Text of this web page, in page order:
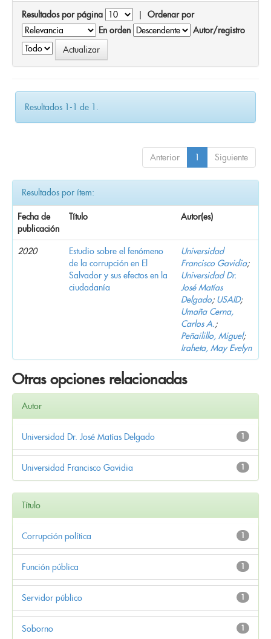
Resultados por página | Ordenar por
En orden
Autor/registro
Resultados 1-1 de 1.
Anterior 1 Siguiente
Resultados por ítem:
Fecha de
publicación
Título Autor(es)
2020
Estudio sobre el fenómeno
de la corrupción en El
Salvador y sus efectos en la
ciudadanía
Universidad
Francisco Gavidia;
Universidad Dr.
José Matías
Delgado; USAID;
Umaña Cerna,
Carlos A.;
Peñailillo, Miguel;
Iraheta, May Evelyn
Otras opciones relacionadas
Autor
1
Universidad Dr. José Matías Delgado
1
Universidad Francisco Gavidia
Título
1
Corrupción política
1
Función pública
1
Servidor público
1
Soborno